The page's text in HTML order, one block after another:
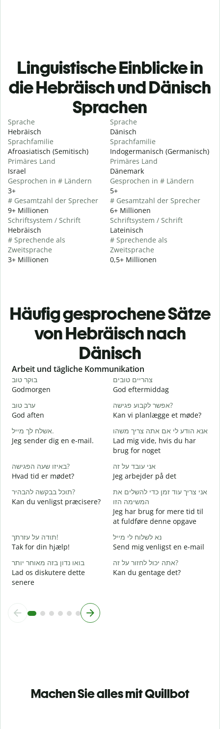
Linguistische Einblicke in
die Hebräisch und Dänisch
Sprachen
Sprache
Hebräisch
Sprachfamilie
Afroasiatisch (Semitisch)
Primäres Land
Israel
Gesprochen in # Ländern
3+
# Gesamtzahl der Sprecher
9+ Millionen
Schriftsystem / Schrift
Hebräisch
# Sprechende als
Zweitsprache
3+ Millionen
Sprache
Dänisch
Sprachfamilie
Indogermanisch (Germanisch)
Primäres Land
Dänemark
Gesprochen in # Ländern
5+
# Gesamtzahl der Sprecher
6+ Millionen
Schriftsystem / Schrift
Lateinisch
# Sprechende als
Zweitsprache
0,5+ Millionen
Häufig gesprochene Sätze
von Hebräisch nach
Dänisch
Slide 1 of 6
Arbeit und tägliche Kommunikation
בוקר טוב
Godmorgen
צהריים טובים
God eftermiddag
ערב טוב
God aften
אפשר לקבוע פגישה?
Kan vi planlægge et møde?
אשלח לך מייל.
Jeg sender dig en e-mail.
אנא הודע לי אם אתה צריך משהו
Lad mig vide, hvis du har
brug for noget
באיזו שעה הפגישה?
Hvad tid er mødet?
אני עובד על זה
Jeg arbejder på det
תוכל בבקשה להבהיר?
Kan du venligst præcisere?
אני צריך עוד זמן כדי להשלים את
המשימה הזו
Jeg har brug for mere tid til
at fuldføre denne opgave
תודה על עזרתך!
Tak for din hjælp!
נא לשלוח לי מייל
Send mig venligst en e-mail
בואו נדון בזה מאוחר יותר
Lad os diskutere dette
senere
אתה יכול לחזור על זה?
Kan du gentage det?
Machen Sie alles mit Quillbot